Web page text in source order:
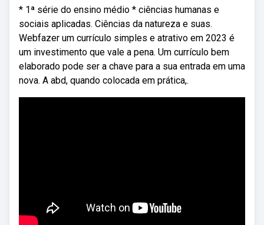
* 1ª série do ensino médio * ciências humanas e
sociais aplicadas. Ciências da natureza e suas.
Webfazer um currículo simples e atrativo em 2023 é
um investimento que vale a pena. Um currículo bem
elaborado pode ser a chave para a sua entrada em uma
nova. A abd, quando colocada em prática,.